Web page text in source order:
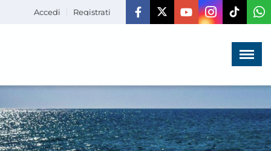
Accedi Registrati
Menù ×
LA VITA
DELL'ASSOCIAZIONE